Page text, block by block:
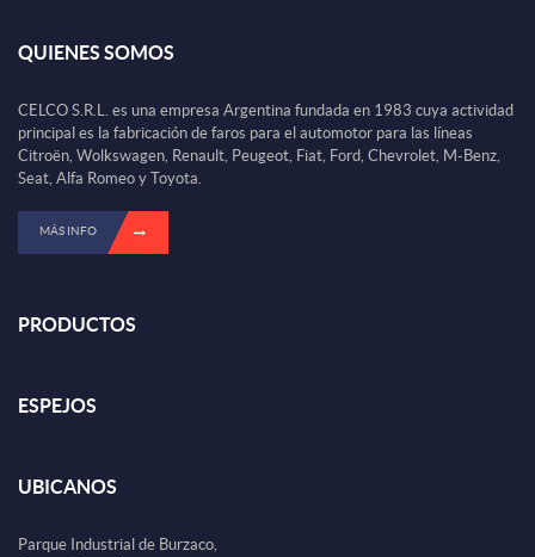
QUIENES SOMOS
CELCO S.R.L. es una empresa Argentina fundada en 1983 cuya actividad
principal es la fabricación de faros para el automotor para las líneas
Citroën, Wolkswagen, Renault, Peugeot, Fiat, Ford, Chevrolet, M-Benz,
Seat, Alfa Romeo y Toyota.
MÁS INFO
PRODUCTOS
ESPEJOS
UBICANOS
Parque Industrial de Burzaco,